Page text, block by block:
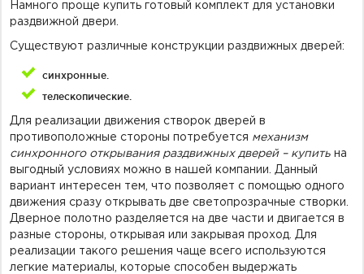
Намного проще купить готовый комплект для установки
раздвижной двери.
Существуют различные конструкции раздвижных дверей:
синхронные.
телескопические.
Для реализации движения створок дверей в
противоположные стороны потребуется механизм
синхронного открывания раздвижных дверей – купить на
выгодный условиях можно в нашей компании. Данный
вариант интересен тем, что позволяет с помощью одного
движения сразу открывать две светопрозрачные створки.
Дверное полотно разделяется на две части и двигается в
разные стороны, открывая или закрывая проход. Для
реализации такого решения чаще всего используются
легкие материалы, которые способен выдержать